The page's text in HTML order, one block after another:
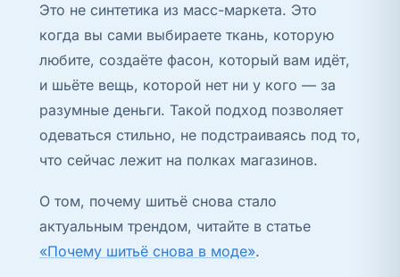
Это не синтетика из масс-маркета. Это
когда вы сами выбираете ткань, которую
любите, создаёте фасон, который вам идёт,
и шьёте вещь, которой нет ни у кого — за
разумные деньги. Такой подход позволяет
одеваться стильно, не подстраиваясь под то,
что сейчас лежит на полках магазинов.
О том, почему шитьё снова стало
актуальным трендом, читайте в статье
«Почему шитьё снова в моде».